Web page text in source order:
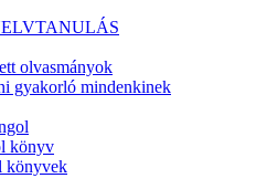
olvasmányok
gyakorló mindenkinek
könyv
könyvek